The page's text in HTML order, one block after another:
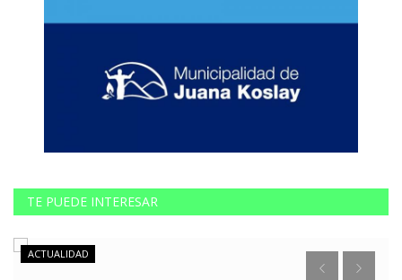
TE PUEDE INTERESAR
ACTUALIDAD